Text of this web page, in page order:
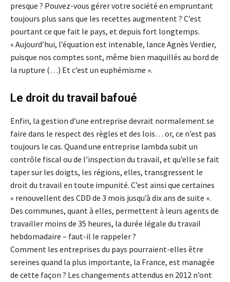
presque ? Pouvez-vous gérer votre société en empruntant
toujours plus sans que les recettes augmentent ? C’est
pourtant ce que fait le pays, et depuis fort longtemps.
« Aujourd’hui, l’équation est intenable, lance Agnès Verdier,
puisque nos comptes sont, même bien maquillés au bord de
la rupture (…) Et c’est un euphémisme ».
Le droit du travail bafoué
Enfin, la gestion d’une entreprise devrait normalement se
faire dans le respect des règles et des lois… or, ce n’est pas
toujours le cas. Quand une entreprise lambda subit un
contrôle fiscal ou de l’inspection du travail, et qu’elle se fait
taper sur les doigts, les régions, elles, transgressent le
droit du travail en toute impunité. C’est ainsi que certaines
« renouvellent des CDD de 3 mois jusqu’à dix ans de suite ».
Des communes, quant à elles, permettent à leurs agents de
travailler moins de 35 heures, la durée légale du travail
hebdomadaire – faut-il le rappeler ?
Comment les entreprises du pays pourraient-elles être
sereines quand la plus importante, la France, est managée
de cette façon ? Les changements attendus en 2012 n’ont